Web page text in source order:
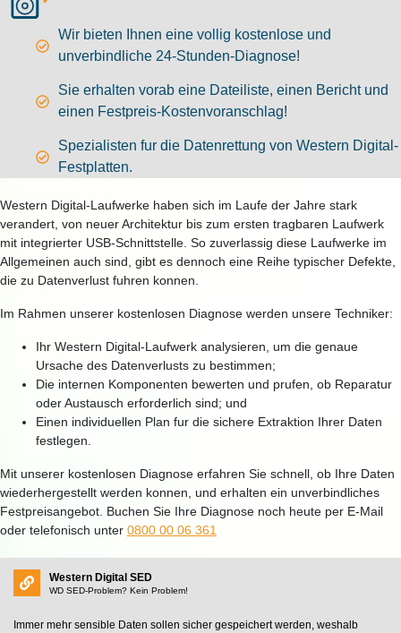
Wir bieten Ihnen eine vollig kostenlose und
unverbindliche 24-Stunden-Diagnose!
Sie erhalten vorab eine Dateiliste, einen Bericht und
einen Festpreis-Kostenvoranschlag!
Spezialisten fur die Datenrettung von Western Digital-
Festplatten.
Western Digital-Laufwerke haben sich im Laufe der Jahre stark
verandert, von neuer Architektur bis zum ersten tragbaren Laufwerk
mit integrierter USB-Schnittstelle. So zuverlassig diese Laufwerke im
Allgemeinen auch sind, gibt es dennoch eine Reihe typischer Defekte,
die zu Datenverlust fuhren konnen.
Im Rahmen unserer kostenlosen Diagnose werden unsere Techniker:
Ihr Western Digital-Laufwerk analysieren, um die genaue
Ursache des Datenverlusts zu bestimmen;
Die internen Komponenten bewerten und prufen, ob Reparatur
oder Austausch erforderlich sind; und
Einen individuellen Plan fur die sichere Extraktion Ihrer Daten
festlegen.
Mit unserer kostenlosen Diagnose erfahren Sie schnell, ob Ihre Daten
wiederhergestellt werden konnen, und erhalten ein unverbindliches
Festpreisangebot. Buchen Sie Ihre Diagnose noch heute per E-Mail
oder telefonisch unter 0800 00 06 361
Western Digital SED
WD SED-Problem? Kein Problem!
Immer mehr sensible Daten sollen sicher gespeichert werden, weshalb